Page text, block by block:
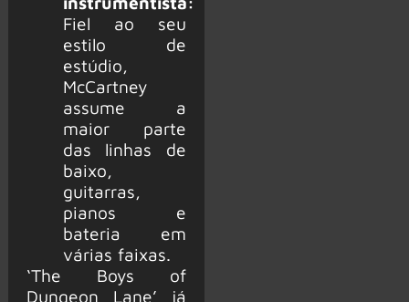
Fiel ao seu
estilo de
estúdio,
McCartney
assume a
maior parte
das linhas de
baixo,
guitarras,
pianos e
bateria em
várias faixas.
‘The Boys of
Dungeon Lane’ já